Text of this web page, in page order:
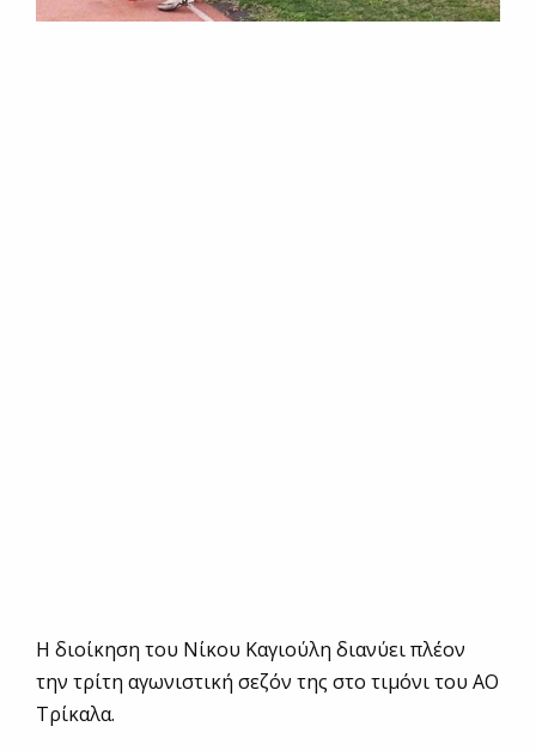
Η διοίκηση του Νίκου Καγιούλη διανύει πλέον
την τρίτη αγωνιστική σεζόν της στο τιμόνι του ΑΟ
Τρίκαλα.